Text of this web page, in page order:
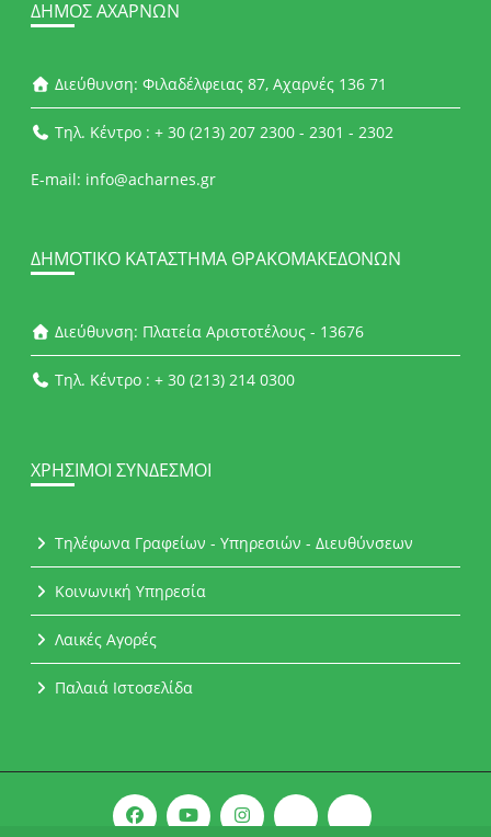
ΔΉΜΟΣ ΑΧΑΡΝΏΝ
Διεύθυνση: Φιλαδέλφειας 87, Αχαρνές 136 71
Τηλ. Κέντρο : + 30 (213) 207 2300 - 2301 - 2302
E-mail: info@acharnes.gr
ΔΗΜΟΤΙΚΌ ΚΑΤΆΣΤΗΜΑ ΘΡΑΚΟΜΑΚΕΔΌΝΩΝ
Διεύθυνση: Πλατεία Αριστοτέλους - 13676
Τηλ. Κέντρο : + 30 (213) 214 0300
ΧΡΉΣΙΜΟΙ ΣΎΝΔΕΣΜΟΙ
Τηλέφωνα Γραφείων - Υπηρεσιών - Διευθύνσεων
Κοινωνική Υπηρεσία
Λαικές Αγορές
Παλαιά Ιστοσελίδα